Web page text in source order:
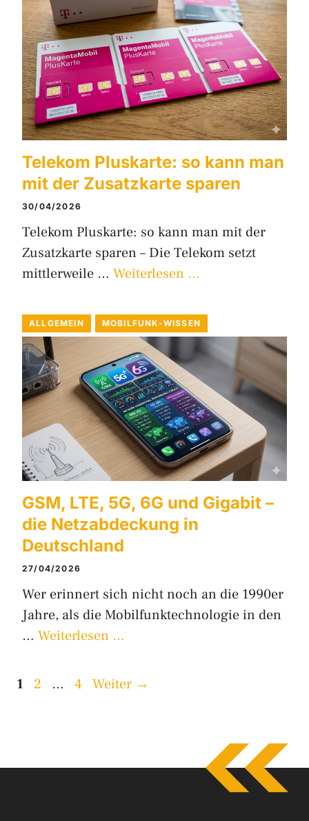
Telekom Pluskarte: so kann man
mit der Zusatzkarte sparen
30/04/2026
Telekom Pluskarte: so kann man mit der
Zusatzkarte sparen – Die Telekom setzt
mittlerweile … Weiterlesen …
ALLGEMEIN MOBILFUNK-WISSEN
GSM, LTE, 5G, 6G und Gigabit –
die Netzabdeckung in
Deutschland
27/04/2026
Wer erinnert sich nicht noch an die 1990er
Jahre, als die Mobilfunktechnologie in den
… Weiterlesen …
Seite
1 Seite
2 … Seite
4 Weiter →